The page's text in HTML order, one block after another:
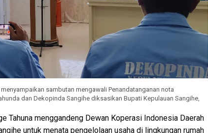
sambutan mengawali Penandatanganan nota
dan Dekopinda Sangihe diksasikan Bupati Kepulauan Sangihe,
Tahuna menggandeng Dewan Koperasi Indonesia Daerah
untuk menata pengelolaan usaha di lingkungan rumah